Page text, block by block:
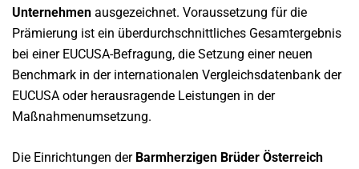
Unternehmen ausgezeichnet. Voraussetzung für die
Prämierung ist ein überdurchschnittliches Gesamtergebnis
bei einer EUCUSA-Befragung, die Setzung einer neuen
Benchmark in der internationalen Vergleichsdatenbank der
EUCUSA oder herausragende Leistungen in der
Maßnahmenumsetzung.
Die Einrichtungen der Barmherzigen Brüder Österreich